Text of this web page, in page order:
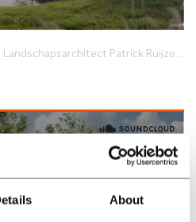
About
Patrick Ruijzenaars over wonen in het groen